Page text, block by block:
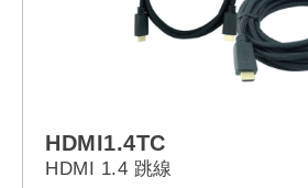
HDMI1.4TC
HDMI 1.4 跳線